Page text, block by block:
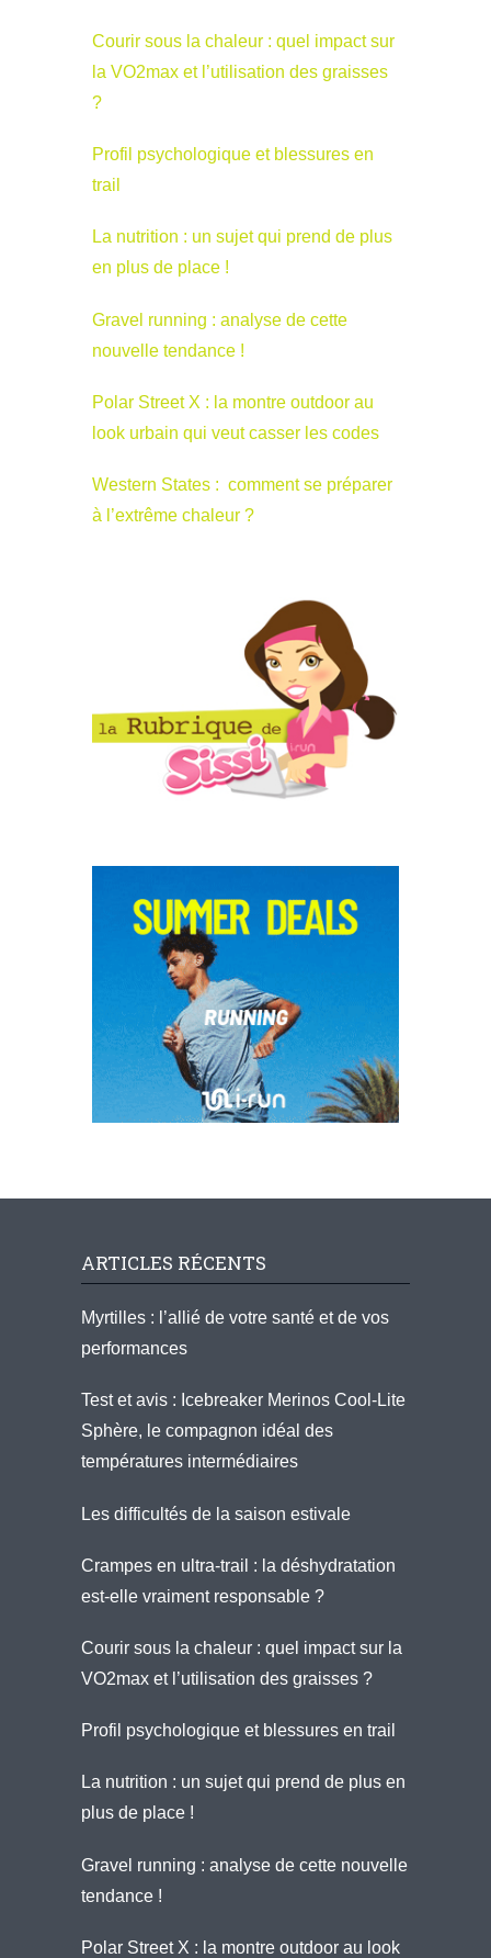
Courir sous la chaleur : quel impact sur
la VO2max et l’utilisation des graisses
?
Profil psychologique et blessures en
trail
La nutrition : un sujet qui prend de plus
en plus de place !
Gravel running : analyse de cette
nouvelle tendance !
Polar Street X : la montre outdoor au
look urbain qui veut casser les codes
Western States : comment se préparer
à l’extrême chaleur ?
ARTICLES RÉCENTS
Myrtilles : l’allié de votre santé et de vos
performances
Test et avis : Icebreaker Merinos Cool-Lite
Sphère, le compagnon idéal des
températures intermédiaires
Les difficultés de la saison estivale
Crampes en ultra-trail : la déshydratation
est-elle vraiment responsable ?
Courir sous la chaleur : quel impact sur la
VO2max et l’utilisation des graisses ?
Profil psychologique et blessures en trail
La nutrition : un sujet qui prend de plus en
plus de place !
Gravel running : analyse de cette nouvelle
tendance !
Polar Street X : la montre outdoor au look